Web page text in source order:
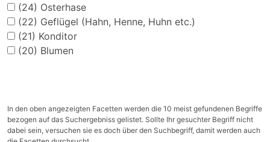
(24) Osterhase
(22) Geflügel (Hahn, Henne, Huhn etc.)
(21) Konditor
(20) Blumen
In den oben angezeigten Facetten werden die 10 meist gefundenen Begriffe
bezogen auf das Suchergebniss gelistet. Sollte Ihr gesuchter Begriff nicht
dabei sein, versuchen sie es doch über den Suchbegriff, damit werden auch